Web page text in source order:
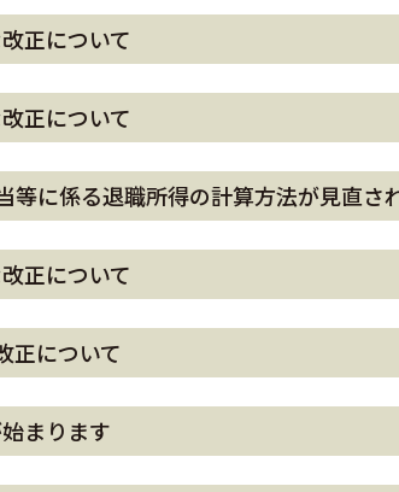
正について
正について
等に係る退職所得の計算方法が見直さ
正について
正について
まります